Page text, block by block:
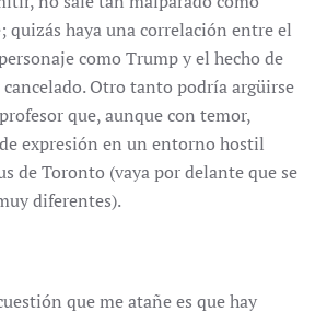
quizás haya una correlación entre el
como Trump y el hecho de
Otro tanto podría argüirse
que, aunque con temor,
expresión en un entorno hostil
de Toronto (vaya por delante que se
diferentes).
que me atañe es que hay